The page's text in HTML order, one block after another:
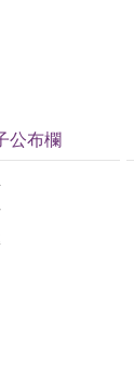
公布欄